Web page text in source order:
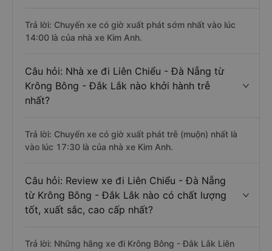
Trả lời: Chuyến xe có giờ xuất phát sớm nhất vào lúc
14:00 là của nhà xe Kim Anh.
Câu hỏi: Nhà xe đi Liên Chiểu - Đà Nẵng từ
Krông Bông - Đắk Lắk nào khởi hành trễ
nhất?
Trả lời: Chuyến xe có giờ xuất phát trễ (muộn) nhất là
vào lúc 17:30 là của nhà xe Kim Anh.
Câu hỏi: Review xe đi Liên Chiểu - Đà Nẵng
từ Krông Bông - Đắk Lắk nào có chất lượng
tốt, xuất sắc, cao cấp nhất?
Trả lời: Những hãng xe đi Krông Bông - Đắk Lắk Liên